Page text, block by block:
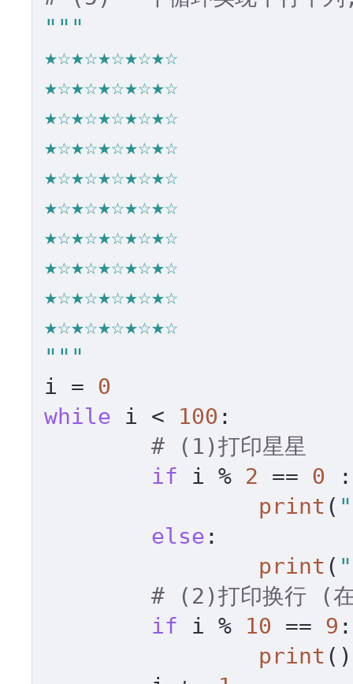
"""
★☆★☆★☆★☆★☆
★☆★☆★☆★☆★☆
★☆★☆★☆★☆★☆
★☆★☆★☆★☆★☆
★☆★☆★☆★☆★☆
★☆★☆★☆★☆★☆
★☆★☆★☆★☆★☆
★☆★☆★☆★☆★☆
★☆★☆★☆★☆★☆
★☆★☆★☆★☆★☆
"""
i = 0
while i < 100 :
# (1)打印星星
if i % 2 == 0 :
print (
else :
print (
# (2)打印换行 (
if i % 10 == 9 :
print ()